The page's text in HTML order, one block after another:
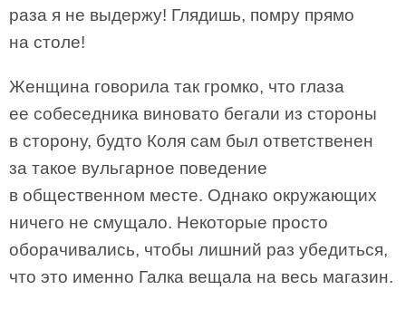
раза я не выдержу! Глядишь, помру прямо
на столе!
Женщина говорила так громко, что глаза
ее собеседника виновато бегали из стороны
в сторону, будто Коля сам был ответственен
за такое вульгарное поведение
в общественном месте. Однако окружающих
ничего не смущало. Некоторые просто
оборачивались, чтобы лишний раз убедиться,
что это именно Галка вещала на весь магазин.